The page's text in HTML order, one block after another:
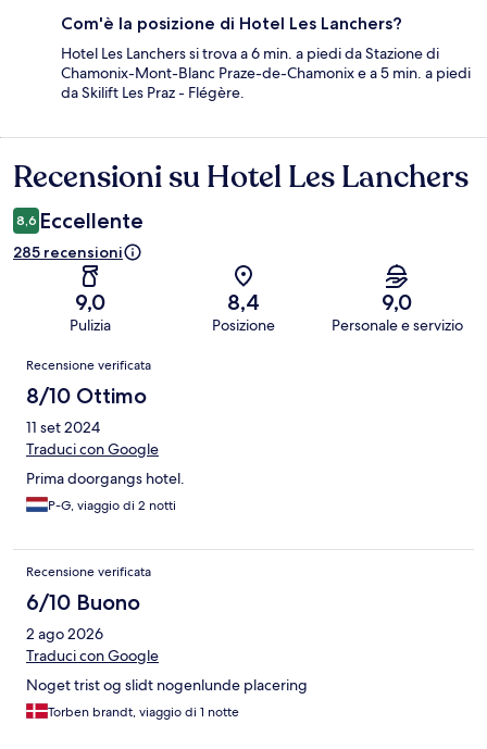
Com'è la posizione di Hotel Les Lanchers?
Hotel Les Lanchers si trova a 6 min. a piedi da Stazione di
Chamonix-Mont-Blanc Praze-de-Chamonix e a 5 min. a piedi
da Skilift Les Praz - Flégère.
Recensioni
Recensioni su Hotel Les Lanchers
8,6 Eccellente
285 recensioni
9,0
Pulizia
8,4
Posizione
9,0
Personale e servizio
Recensioni
Recensione verificata
8/10 Ottimo
11 set 2024
Traduci con Google
Prima doorgangs hotel.
P-G, viaggio di 2 notti
Recensione verificata
6/10 Buono
2 ago 2026
Traduci con Google
Noget trist og slidt nogenlunde placering
Torben brandt, viaggio di 1 notte